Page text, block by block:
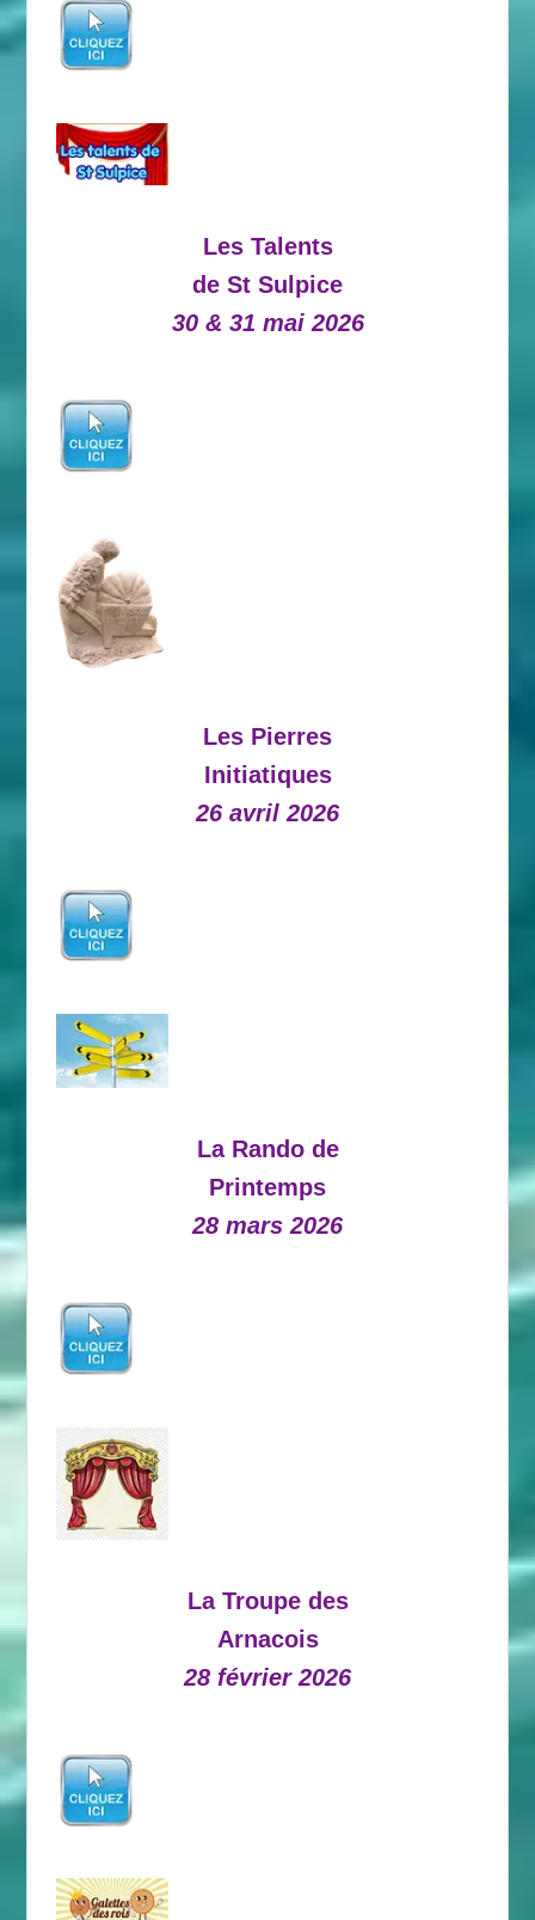
Les Talents
de St Sulpice
30 & 31 mai 2026
Les Pierres
Initiatiques
26 avril 2026
La Rando de
Printemps
28 mars 2026
La Troupe des
Arnacois
28 février 2026